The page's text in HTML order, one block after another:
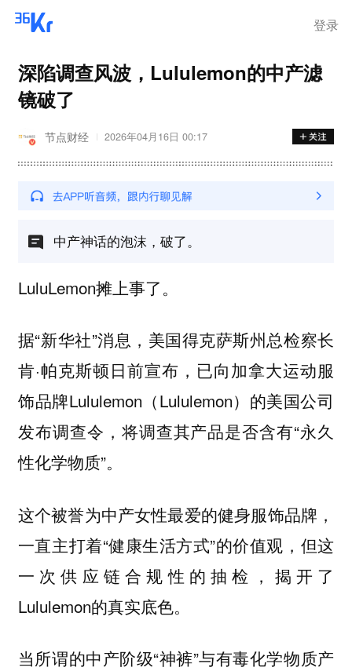
登录
深陷调查风波，Lululemon的中产滤
镜破了
节点财经 2026年04月16日 00:17
中产神话的泡沫，破了。
LuluLemon摊上事了。
据“新华社”消息，美国得克萨斯州总检察长
肯·帕克斯顿日前宣布，已向加拿大运动服
饰品牌Lululemon（Lululemon）的美国公司
发布调查令，将调查其产品是否含有“永久
性化学物质”。
这个被誉为中产女性最爱的健身服饰品牌，
一直主打着“健康生活方式”的价值观，但这
一次供应链合规性的抽检，揭开了
Lululemon的真实底色。
当所谓的中产阶级“神裤”与有毒化学物质产